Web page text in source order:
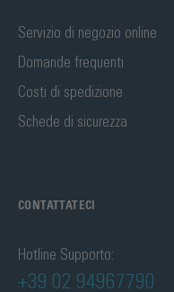
Servizio di negozio online
Domande frequenti
Costi di spedizione
Schede di sicurezza
CONTATTATECI
Hotline Supporto:
+39 02 94967790